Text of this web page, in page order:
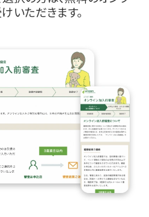
いただきます。